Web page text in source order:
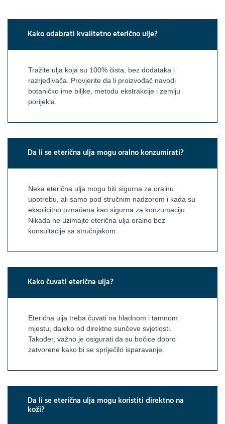
Kako odabrati kvalitetno eterično ulje?
Tražite ulja koja su 100% čista, bez dodataka i
razrjeđivača. Provjerite da li proizvođač navodi
botaničko ime biljke, metodu ekstrakcije i zemlju
porijekla.
Da li se eterična ulja mogu oralno konzumirati?
Neka eterična ulja mogu biti sigurna za oralnu
upotrebu, ali samo pod stručnim nadzorom i kada su
eksplicitno označena kao sigurna za konzumaciju.
Nikada ne uzimajte eterična ulja oralno bez
konsultacije sa stručnjakom.
Kako čuvati eterična ulja?
Eterična ulja treba čuvati na hladnom i tamnom
mjestu, daleko od direktne sunčeve svjetlosti.
Također, važno je osigurati da su bočice dobro
zatvorene kako bi se spriječilo isparavanje.
Da li se eterična ulja mogu koristiti direktno na
koži?